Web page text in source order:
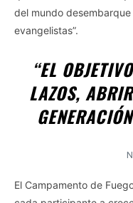
del mundo
evangelistas”.
“EL
LAZOS,
El Campamento de